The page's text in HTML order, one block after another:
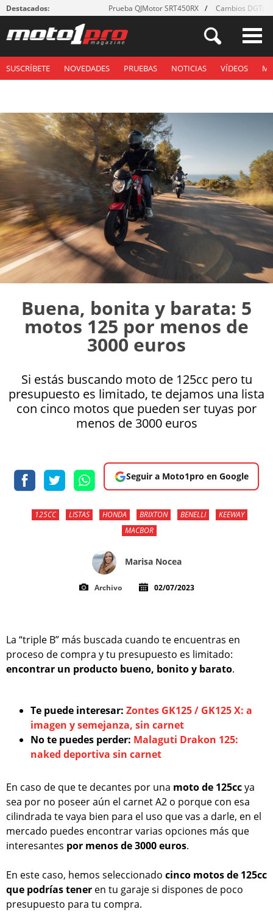
Destacados: Prueba QJMotor SRT450RX Cambios DGT:
SUSCRÍBETE NOVEDADES PRUEBAS NOTICIAS VÍDEOS
Buena, bonita y barata: 5
motos 125 por menos de
3000 euros
Si estás buscando moto de 125cc pero tu
presupuesto es limitado, te dejamos una lista
con cinco motos que pueden ser tuyas por
menos de 3000 euros
Seguir a Moto1pro en Google
125CC LISTAS HONDA BRIXTON BENELLI
KEEWAY
MACBOR
Marisa Nocea
Archivo 02/07/2023
La “triple B” más buscada cuando te encuentras en
proceso de compra y tu presupuesto es limitado:
encontrar un producto bueno, bonito y barato.
Te puede interesar: Zontes GK125 / GK125 X: a
imagen y semejanza, sin carnet
No te puedes perder: Malaguti Drakon 125:
naked deportiva sin carnet
En caso de que te decantes por una moto de 125ccya
sea por no poseer aún el carnet A2 o porque con esa
cilindrada te vaya bien para el uso que vas a darle, en el
mercado puedes encontrar varias opciones más que
interesantes por menos de 3000 euros.
En este caso, hemos seleccionado cinco motos de 125cc
que podrías tener en tu garaje si dispones de poco
presupuesto para tu compra.